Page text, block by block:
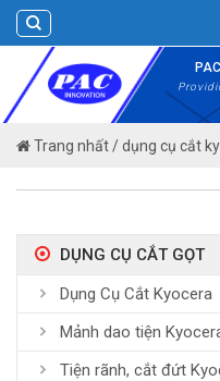
Skip
to
content
Trang nhất/dụng cụ cắt
DỤNG CỤ CẮT GỌT
Dụng Cụ Cắt Kyocera
Mảnh dao tiện
Tiện rãnh, cắt đứt